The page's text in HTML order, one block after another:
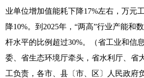
业单位增加值能耗下降17%左右，万元
降10%。到2025年，“两高”行业产能和
杆水平的比例超过30%。（省工业和信
委、省生态环境厅牵头，省水利厅、省
工负责，各市、县〔市、区〕人民政府